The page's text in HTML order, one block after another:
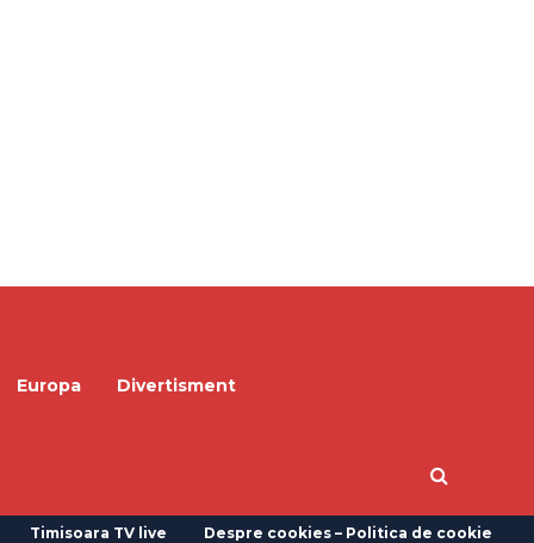
Europa Divertisment
Timisoara TV live Despre cookies – Politica de cookie